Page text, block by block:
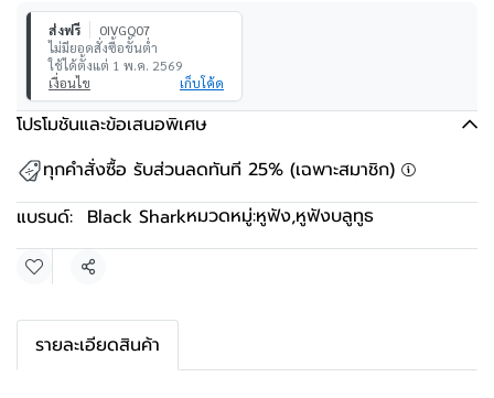
ส่งฟรี
0IVGQ07
ไม่มียอดสั่งซื้อขั้นต่ำ
ใช้ได้ตั้งแต่ 1 พ.ค. 2569
เงื่อนไข
เก็บโค้ด
โปรโมชันและข้อเสนอพิเศษ
ทุกคำสั่งซื้อ รับส่วนลดทันที 25% (เฉพาะสมาชิก)
แบรนด์: Black Sharkหมวดหมู่:หูฟัง,หูฟังบลูทูธ
แชร์
รายละเอียดสินค้า